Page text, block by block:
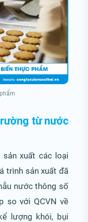
từ nước
xuất các loại
trình sản xuất đã
nước thông số
so với QCVN về
lượng khói, bụi